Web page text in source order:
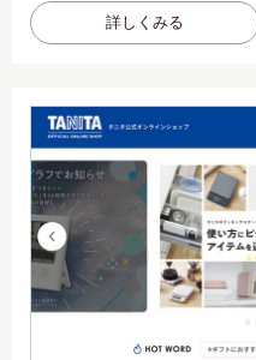
詳しくみる